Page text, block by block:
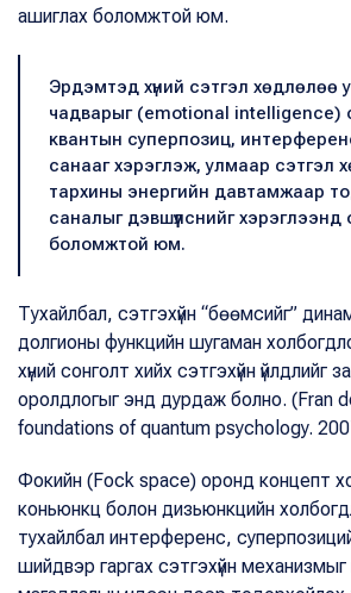
ашиглах боломжтой юм.
Эрдэмтэд хүний сэтгэл хөдлөлөө
чадварыг (emotional intelligence)
квантын суперпозиц,
санааг хэрэглэж, улмаар сэтгэл
тархины энергийн давтамжаар
саналыг дэвшүүлснийг хэрэглээнд
боломжтой юм.
Тухайлбал, сэтгэхүйн “бөөмсийг”
долгионы функцийн шугаман
хүний сонголт хийх сэтгэхүйн үйлдлийг
оролдлогыг энд дурдаж болно. (Fran
foundations of quantum psychology.
Фокийн (Fock space) оронд концепт
коньюнкц болон дизьюнкцийн
тухайлбал интерференс,
шийдвэр гаргах сэтгэхүйн